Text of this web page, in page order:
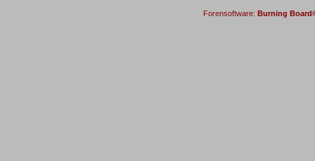
Forensoftware: Burning